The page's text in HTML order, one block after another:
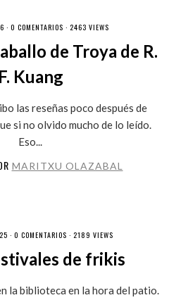
· 0 COMENTARIOS · 2463 VIEWS
de Troya de R.
F. Kuang
las reseñas poco después de
si no olvido mucho de lo leído.
Eso...
MARITXU OLAZABAL
· 0 COMENTARIOS · 2189 VIEWS
de frikis
la biblioteca en la hora del patio.